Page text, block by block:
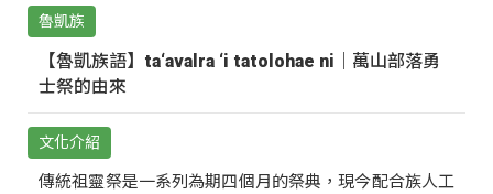
魯凱族
【魯凱族語】ta‘avalra ‘i tatolohae ni｜萬山部落勇
士祭的由來
文化介紹
傳統祖靈祭是一系列為期四個月的祭典，現今配合族人工